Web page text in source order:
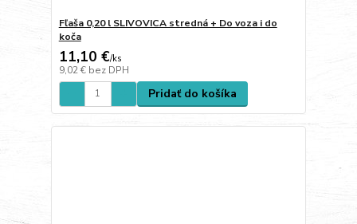
Fľaša 0,20 l SLIVOVICA stredná + Do voza i do
koča
11,10 €/ks
9,02 € bez DPH
Pridať do košíka